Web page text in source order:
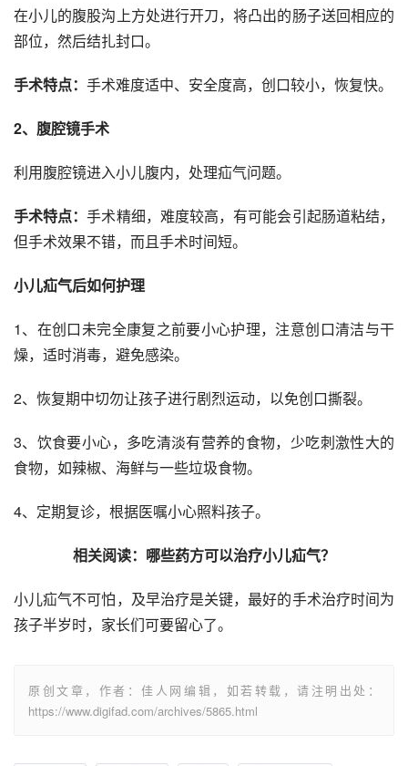
在小儿的腹股沟上方处进行开刀，将凸出的肠子送回相应的
部位，然后结扎封口。
手术特点： 手术难度适中、安全度高，创口较小，恢复快。
2、腹腔镜手术
利用腹腔镜进入小儿腹内，处理疝气问题。
手术特点：手术精细，难度较高，有可能会引起肠道粘结，
但手术效果不错，而且手术时间短。
小儿疝气后如何护理
1、在创口未完全康复之前要小心护理，注意创口清洁与干
燥，适时消毒，避免感染。
2、恢复期中切勿让孩子进行剧烈运动，以免创口撕裂。
3、饮食要小心，多吃清淡有营养的食物，少吃刺激性大的
食物，如辣椒、海鲜与一些垃圾食物。
4、定期复诊，根据医嘱小心照料孩子。
相关阅读：哪些药方可以治疗小儿疝气？
小儿疝气不可怕，及早治疗是关键，最好的手术治疗时间为
孩子半岁时，家长们可要留心了。
原创文章，作者：佳人网编辑，如若转载，请注明出处：
https://www.digifad.com/archives/5865.html